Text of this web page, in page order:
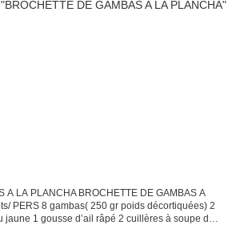
A LA PLANCHA BROCHETTE DE GAMBAS A
PERS 8 gambas( 250 gr poids décortiquées) 2
1 gousse d’ail râpé 2 cuillères à soupe de